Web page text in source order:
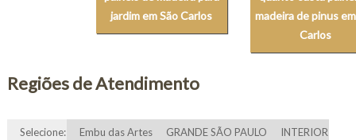
jardim em São Carlos
madeira de pinus
Carlos
Regiões de Atendimento
Selecione: Embu das Artes GRANDE SÃO PAULO INTERIOR